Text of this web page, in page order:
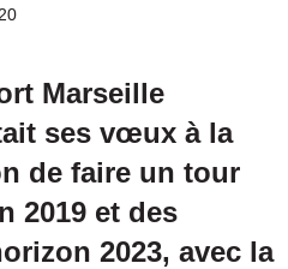
Marseille
ses vœux à la
de faire un tour
2019 et des
2023, avec la